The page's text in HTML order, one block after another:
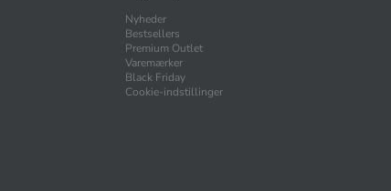
Nyheder
Bestsellers
Premium Outlet
Varemærker
Black Friday
Cookie-indstillinger